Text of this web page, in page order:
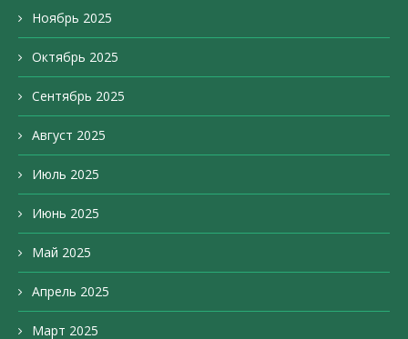
Ноябрь 2025
Октябрь 2025
Сентябрь 2025
Август 2025
Июль 2025
Июнь 2025
Май 2025
Апрель 2025
Март 2025